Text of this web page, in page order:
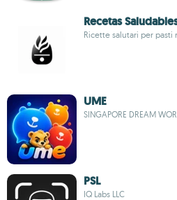
Recetas
Ricette salutari per pasti
UME
SINGAPORE DREAM
PSL
IQ Labs LLC